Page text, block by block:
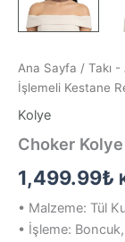
Ana Sayfa / Takı
İşlemeli Kestane
Kolye
Choker
1,499.99₺
• Malzeme: Tül
• İşleme: